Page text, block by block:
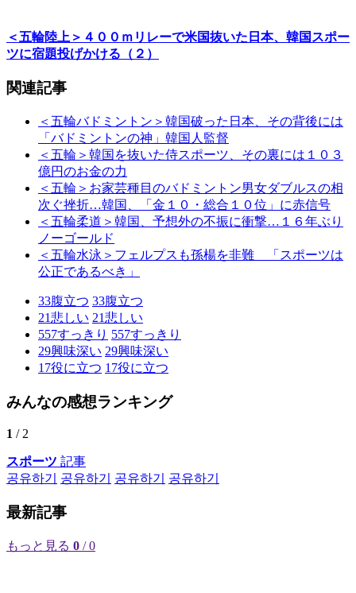
＜五輪陸上＞４００ｍリレーで米国抜いた日本、韓国スポー
ツに宿題投げかける（２）
関連記事
＜五輪バドミントン＞韓国破った日本、その背後には
「バドミントンの神」韓国人監督
＜五輪＞韓国を抜いた侍スポーツ、その裏には１０３
億円のお金の力
＜五輪＞お家芸種目のバドミントン男女ダブルスの相
次ぐ挫折…韓国、「金１０・総合１０位」に赤信号
＜五輪柔道＞韓国、予想外の不振に衝撃…１６年ぶり
ノーゴールド
＜五輪水泳＞フェルプスも孫楊を非難 「スポーツは
公正であるべき」
33腹立つ 33腹立つ
21悲しい 21悲しい
557すっきり 557すっきり
29興味深い 29興味深い
17役に立つ 17役に立つ
みんなの感想ランキング
1 / 2
スポーツ 記事
공유하기
공유하기 공유하기 공유하기
最新記事
もっと見る 0 / 0